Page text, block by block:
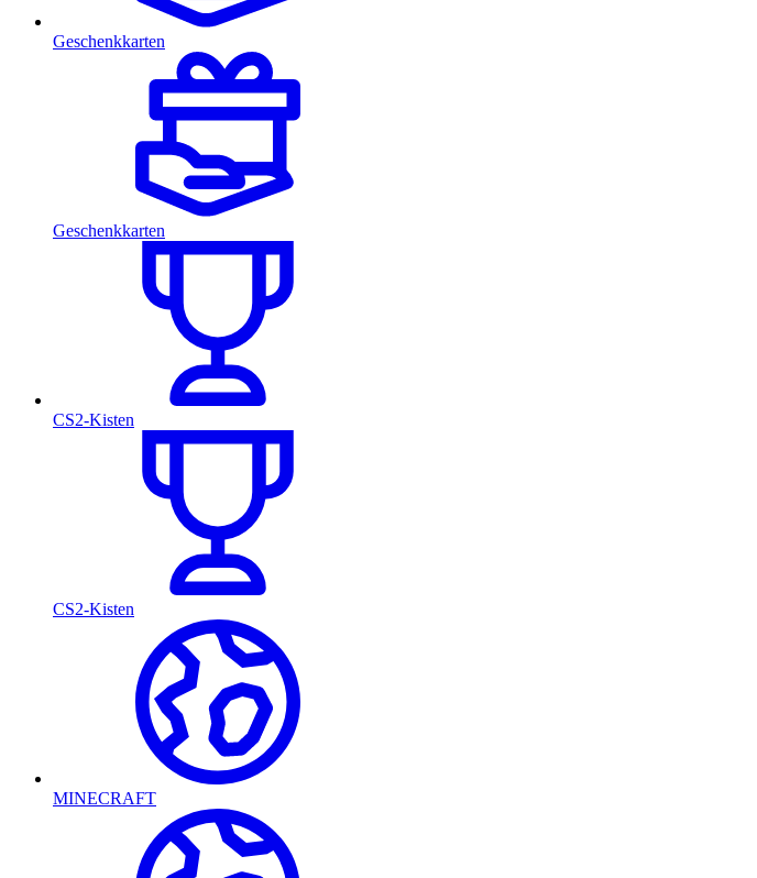
Geschenkkarten
Geschenkkarten
CS2-Kisten
CS2-Kisten
MINECRAFT